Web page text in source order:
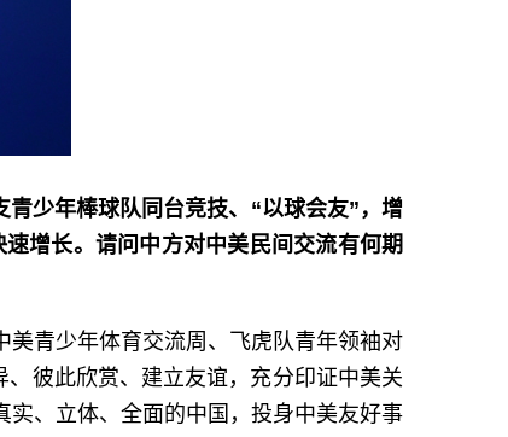
少年棒球队同台竞技、“以球会友”，增
增长。请问中方对中美民间交流有何期
青少年体育交流周、飞虎队青年领袖对
彼此欣赏、建立友谊，充分印证中美关
、立体、全面的中国，投身中美友好事